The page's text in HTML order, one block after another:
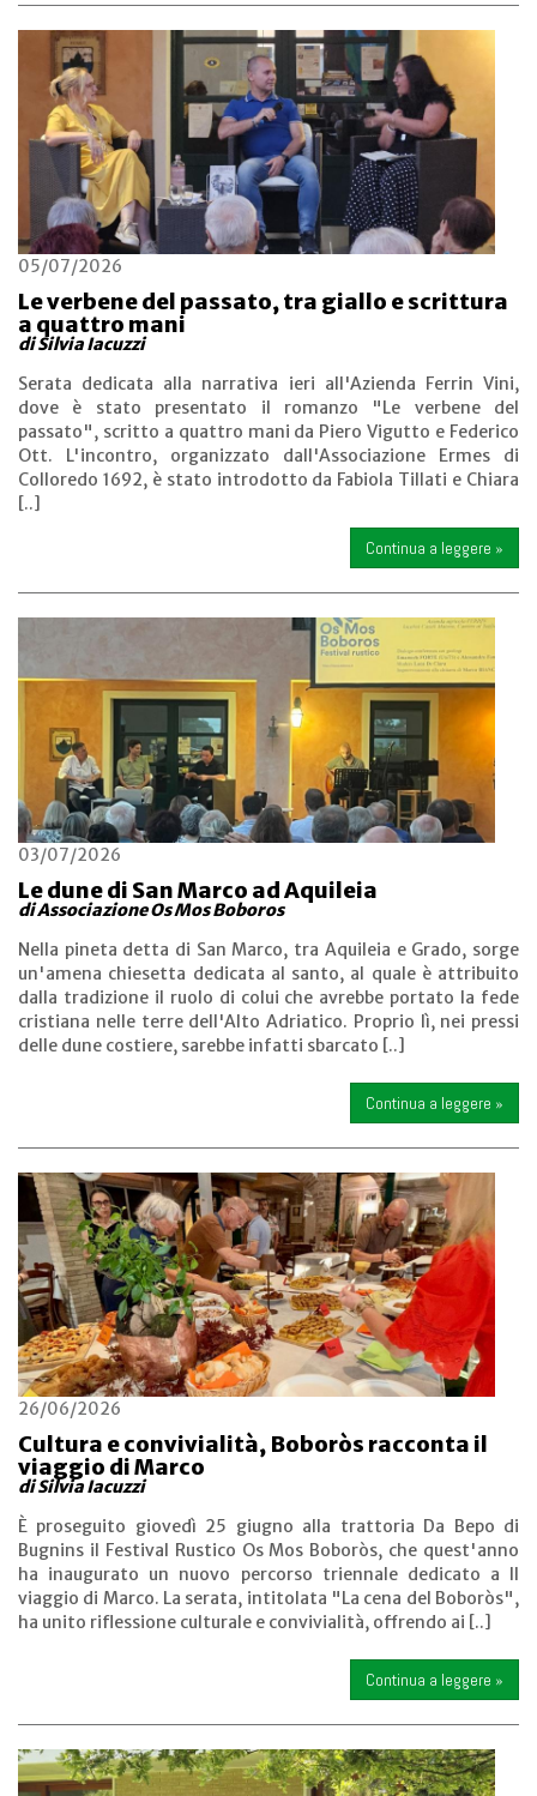
05/07/2026
Le verbene del passato, tra giallo e scrittura
a quattro mani
di Silvia Iacuzzi
Serata dedicata alla narrativa ieri all'Azienda Ferrin Vini,
dove è stato presentato il romanzo "Le verbene del
passato", scritto a quattro mani da Piero Vigutto e Federico
Ott. L'incontro, organizzato dall'Associazione Ermes di
Colloredo 1692, è stato introdotto da Fabiola Tillati e Chiara
[..]
Continua a leggere »
03/07/2026
Le dune di San Marco ad Aquileia
di Associazione Os Mos Boboros
Nella pineta detta di San Marco, tra Aquileia e Grado, sorge
un'amena chiesetta dedicata al santo, al quale è attribuito
dalla tradizione il ruolo di colui che avrebbe portato la fede
cristiana nelle terre dell'Alto Adriatico. Proprio lì, nei pressi
delle dune costiere, sarebbe infatti sbarcato [..]
Continua a leggere »
26/06/2026
Cultura e convivialità, Boboròs racconta il
viaggio di Marco
di Silvia Iacuzzi
È proseguito giovedì 25 giugno alla trattoria Da Bepo di
Bugnins il Festival Rustico Os Mos Boboròs, che quest'anno
ha inaugurato un nuovo percorso triennale dedicato a Il
viaggio di Marco. La serata, intitolata "La cena del Boboròs",
ha unito riflessione culturale e convivialità, offrendo ai [..]
Continua a leggere »